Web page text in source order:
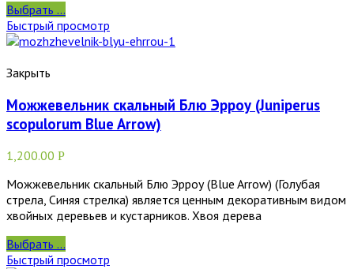
Выбрать ...
Быстрый просмотр
Закрыть
Можжевельник скальный Блю Эрроу (Juniperus
scopulorum Blue Arrow)
1,200.00 Р
Можжевельник скальный Блю Эрроу (Blue Arrow) (Голубая
стрела, Синяя стрелка) является ценным декоративным видом
хвойных деревьев и кустарников. Хвоя дерева
Выбрать ...
Быстрый просмотр